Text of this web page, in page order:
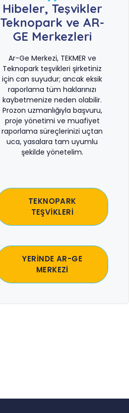
Hibeler, Teşvikler
Teknopark ve AR-
GE Merkezleri
Ar-Ge Merkezi, TEKMER ve
Teknopark teşvikleri şirketiniz
için can suyudur; ancak eksik
raporlama tüm haklarınızı
kaybetmenize neden olabilir.
Prozon uzmanlığıyla başvuru,
proje yönetimi ve muafiyet
raporlama süreçlerinizi uçtan
uca, yasalara tam uyumlu
şekilde yönetelim.
TEKNOPARK
TEŞVİKLERİ
YERİNDE AR-GE
MERKEZİ